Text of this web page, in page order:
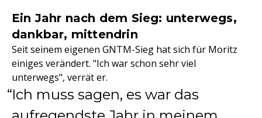
Ein Jahr nach dem Sieg: unterwegs,
dankbar, mittendrin
Seit seinem eigenen GNTM-Sieg hat sich für Moritz
einiges verändert. "Ich war schon sehr viel
unterwegs", verrät er.
Ich muss sagen, es war das